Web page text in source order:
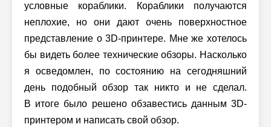
условные кораблики. Кораблики получаются
неплохие, но они дают очень поверхностное
представление о 3D-принтере. Мне же хотелось
бы видеть более технические обзоры. Насколько
я осведомлен, по состоянию на сегодняшний
день подобный обзор так никто и не сделал.
В итоге было решено обзавестись данным 3D-
принтером и написать свой обзор.